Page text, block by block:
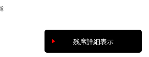
残席詳細表示